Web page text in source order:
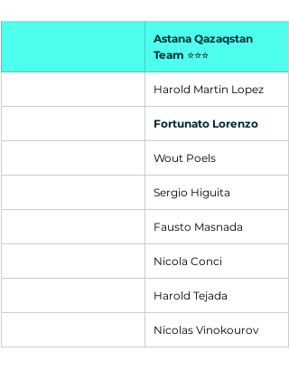
Astana Qazaqstan
Team ⭐⭐⭐
Harold Martin Lopez
Fortunato Lorenzo
Wout Poels
Sergio Higuita
Fausto Masnada
Nicola Conci
Harold Tejada
Nicolas Vinokourov